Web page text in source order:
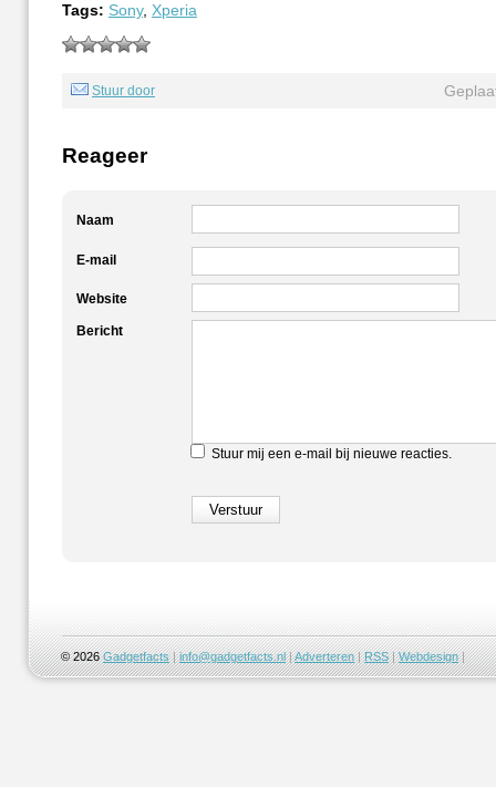
Tags: Sony, Xperia
Stuur door
Reageer
Naam
E-mail
Website
Bericht
Stuur mij een e-mail bij nieuwe reacties.
© 2026Gadgetfacts |info@gadgetfacts.nl|Adverteren|RSS|Webdesign|